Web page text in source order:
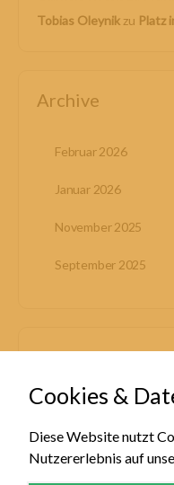
Tobias Oleynik zu Platz
Archive
Februar 2026
Januar 2026
November 2025
September 2025
Kategorien
Cookies &
Diese Website nutzt
Nutzererlebnis auf